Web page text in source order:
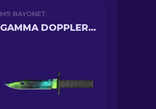
M9 BAYONET
GAMMA DOPPLER PHASE 4